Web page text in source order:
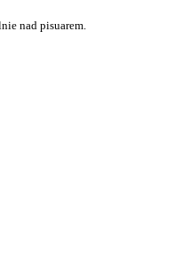
nad pisuarem.